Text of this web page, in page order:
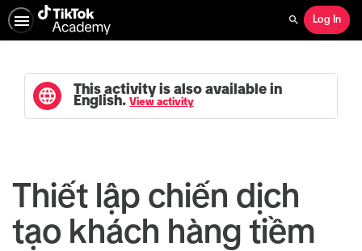
Search
Log In
This activity is also available in
English. View activity
Thiết lập chiến dịch
tạo khách hàng tiềm